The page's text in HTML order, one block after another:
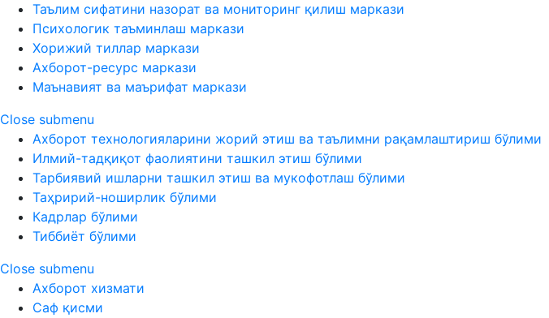
Таълим сифатини назорат ва мониторинг қилиш маркази
Психологик таъминлаш маркази
Хорижий тиллар маркази
Ахборот-ресурс маркази
Маънавият ва маърифат маркази
Close submenu
Ахборот технологияларини жорий этиш ва таълимни рақамлаштириш бўлими
Илмий-тадқиқот фаолиятини ташкил этиш бўлими
Тарбиявий ишларни ташкил этиш ва мукофотлаш бўлими
Таҳририй-ноширлик бўлими
Кадрлар бўлими
Тиббиёт бўлими
Close submenu
Ахборот хизмати
Саф қисми